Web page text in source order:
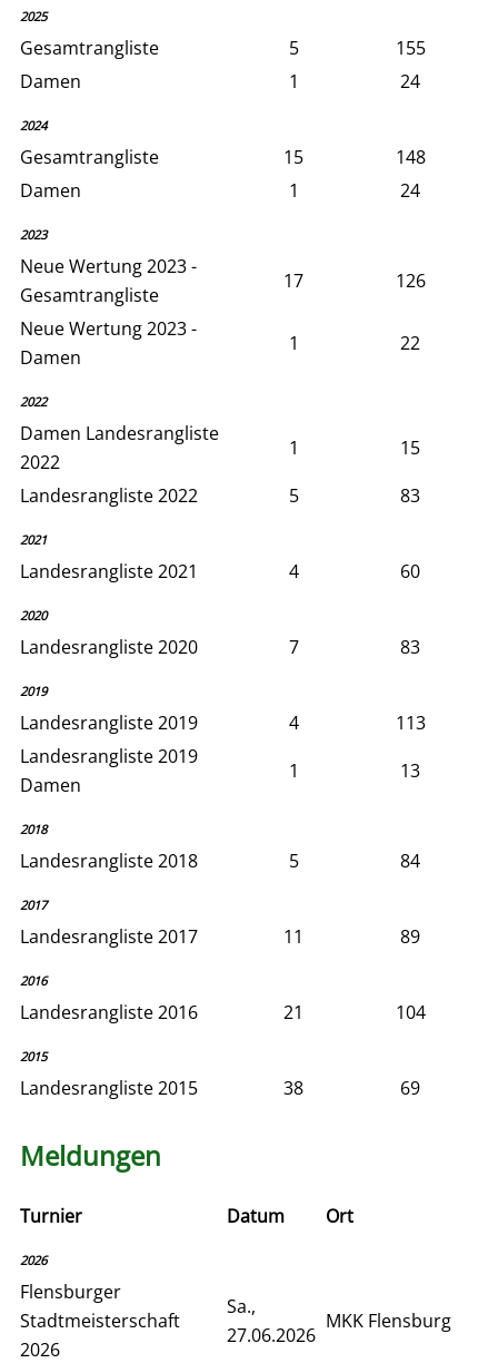
2025
Gesamtrangliste 5
155
Damen
1 24
2024
Gesamtrangliste 15
148
Damen
1 24
2023
Neue Wertung 2023 -
Gesamtrangliste
17
126
Neue Wertung 2023 -
Damen
1 22
2022
Damen Landesrangliste
2022
1
15
Landesrangliste 2022
5 83
2021
Landesrangliste 2021 4 60
2020
Landesrangliste 2020 7 83
2019
Landesrangliste 2019 4
113
Landesrangliste 2019
Damen
1 13
2018
Landesrangliste 2018 5 84
2017
Landesrangliste 2017 11 89
2016
Landesrangliste 2016 21 104
2015
Landesrangliste 2015 38 69
Meldungen
Turnier Datum Ort
2026
Flensburger
Stadtmeisterschaft
2026
Sa.,
27.06.2026
MKK Flensburg